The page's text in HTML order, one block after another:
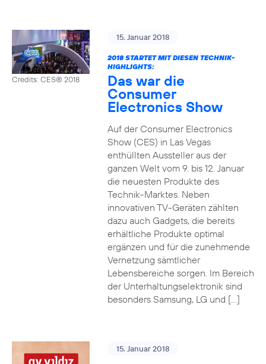
Credits: CES® 2018
15. Januar 2018
2018 STARTET MIT DIESEN TECHNIK-
HIGHLIGHTS:
Das war die
Consumer
Electronics Show
Auf der Consumer Electronics
Show (CES) in Las Vegas
enthüllten Aussteller aus der
ganzen Welt vom 9. bis 12. Januar
die neuesten Produkte des
Technik-Marktes. Neben
innovativen TV-Geräten zählten
dazu auch Gadgets, die bereits
erhältliche Produkte optimal
ergänzen und für die zunehmende
Vernetzung sämtlicher
Lebensbereiche sorgen. Im Bereich
der Unterhaltungselektronik sind
besonders Samsung, LG und […]
15. Januar 2018